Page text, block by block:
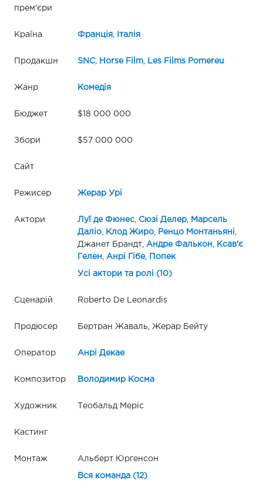
прем'єри
Країна Франція, Італія
Продакшн SNC, Horse Film, Les Films Pomereu
Жанр Комедія
Бюджет $18 000 000
Збори $57 000 000
Сайт
Режисер Жерар Урі
Актори Луї де Фюнес, Сюзі Делер,
Марсель
Даліо, Клод Жиро, Ренцо Монтаньяні
Джанет Брандт,
Андре Фалькон
Ксав'є
Гелен
Анрі Гібе, Попек
Усі актори та ролі (10)
Сценарій Roberto De Leonardis
Продюсер Бертран Жаваль, Жерар Бейту
Оператор Анрі Декае
Композитор Володимир Косма
Художник Теобальд Меріс
Кастинг
Монтаж Альберт Юргенсон
Вся команда (12)